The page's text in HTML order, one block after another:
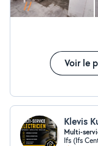
Voir le
Klevis
Multi-
Ifs (Ifs